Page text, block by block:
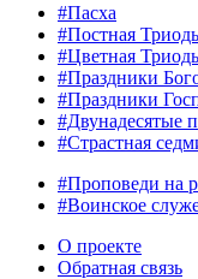
#Пасха
#Постная Триодь
#Цветная Триодь
#Праздники
#Праздники
#Двунадесятые
#Страстная
#Проповеди на
#Воинское
О проекте
Обратная связь